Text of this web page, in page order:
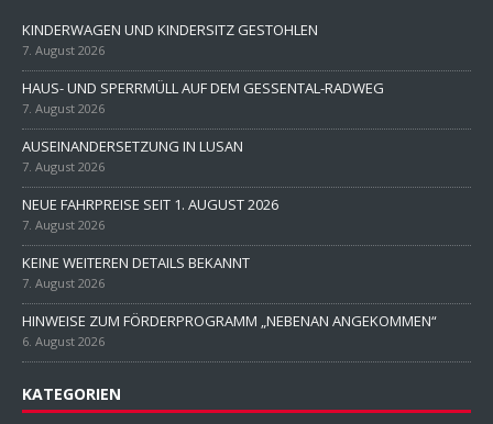
KINDERWAGEN UND KINDERSITZ GESTOHLEN
7. August 2026
HAUS- UND SPERRMÜLL AUF DEM GESSENTAL-RADWEG
7. August 2026
AUSEINANDERSETZUNG IN LUSAN
7. August 2026
NEUE FAHRPREISE SEIT 1. AUGUST 2026
7. August 2026
KEINE WEITEREN DETAILS BEKANNT
7. August 2026
HINWEISE ZUM FÖRDERPROGRAMM „NEBENAN ANGEKOMMEN“
6. August 2026
KATEGORIEN